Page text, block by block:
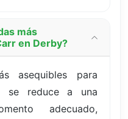
más
en Derby?
asequibles para
se reduce a una
adecuado,